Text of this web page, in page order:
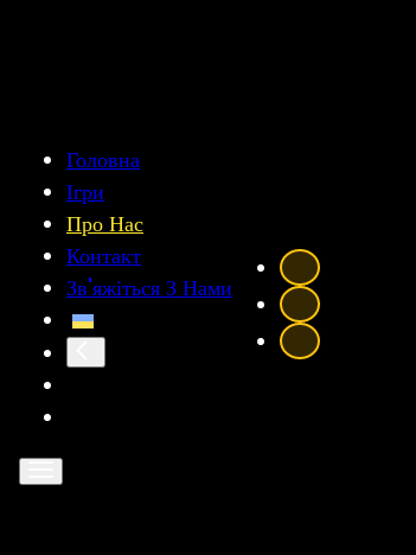
Головна
Ігри
Про Нас
Контакт
Зв'яжіться З Нами